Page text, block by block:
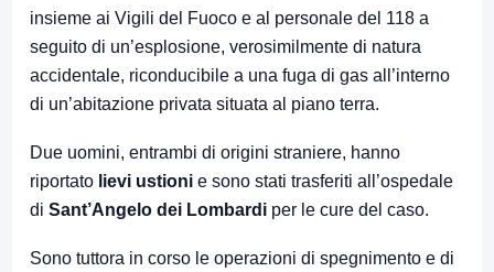
insieme ai Vigili del Fuoco e al personale del 118 a
seguito di un’esplosione, verosimilmente di natura
accidentale, riconducibile a una fuga di gas all’interno
di un’abitazione privata situata al piano terra.
Due uomini, entrambi di origini straniere, hanno
riportato lievi ustioni e sono stati trasferiti all’ospedale
di Sant’Angelo dei Lombardi per le cure del caso.
Sono tuttora in corso le operazioni di spegnimento e di